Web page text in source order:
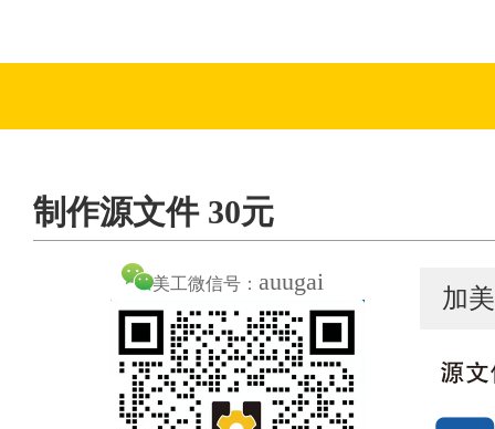
制作源文件 30元
美工微信号： auugai
加